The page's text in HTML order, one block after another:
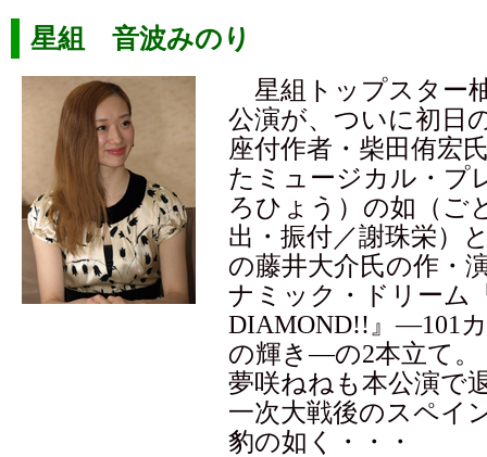
星組 音波みのり
星組トップスター
公演が、ついに初日
座付作者・柴田侑宏
たミュージカル・プ
ろひょう）の如（ご
出・振付／謝珠栄）
の藤井大介氏の作・
ナミック・ドリーム
DIAMOND!!』―101
の輝き―の2本立て。
夢咲ねねも本公演
一次大戦後のスペイ
豹の如く・・・